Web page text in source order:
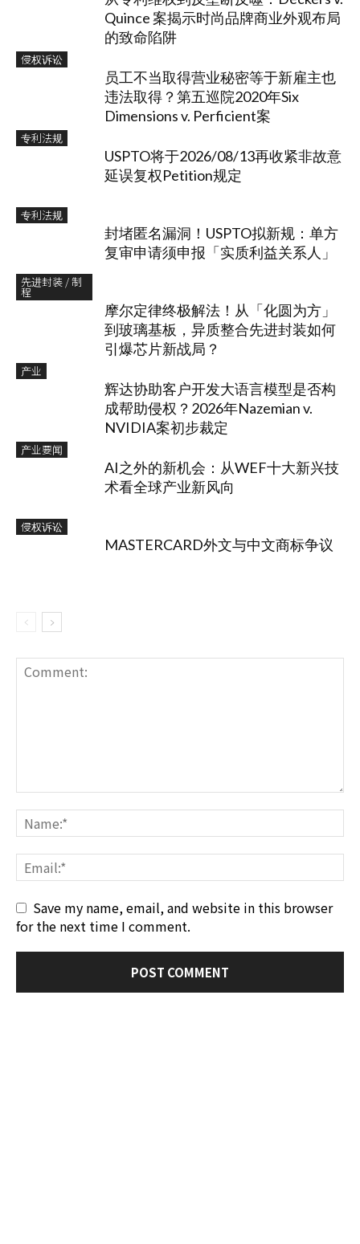
Quince 案揭示时尚品牌商业外观布局
的致命陷阱
侵权诉讼
员工不当取得营业秘密等于新雇主也
违法取得？第五巡院2020年Six
Dimensions v. Perficient案
专利法规
USPTO将于2026/08/13再收紧非故意
延误复权Petition规定
专利法规
封堵匿名漏洞！USPTO拟新规：单方
复审申请须申报「实质利益关系人」
先进封装 / 制
程
摩尔定律终极解法！从「化圆为方」
到玻璃基板，异质整合先进封装如何
引爆芯片新战局？
产业
辉达协助客户开发大语言模型是否构
成帮助侵权？2026年Nazemian v.
NVIDIA案初步裁定
产业要闻
AI之外的新机会：从WEF十大新兴技
术看全球产业新风向
侵权诉讼
MASTERCARD外文与中文商标争议
Save my name, email, and website in this browser
for the next time I comment.